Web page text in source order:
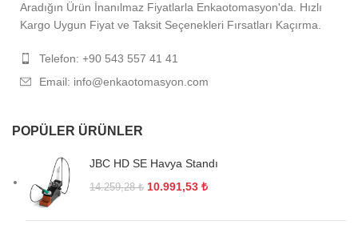
Aradığın Ürün İnanılmaz Fiyatlarla Enkaotomasyon'da. Hızlı
Kargo Uygun Fiyat ve Taksit Seçenekleri Fırsatları Kaçırma.
Telefon: +90 543 557 41 41
Email: info@enkaotomasyon.com
POPÜLER ÜRÜNLER
JBC HD SE Havya Standı
14.259,28₺ 10.991,53 ₺